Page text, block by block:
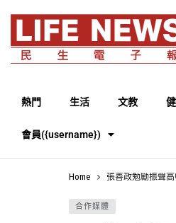
熱門 生活 文教
會員({username})
Home 張善政勉勵振聲
合作媒體